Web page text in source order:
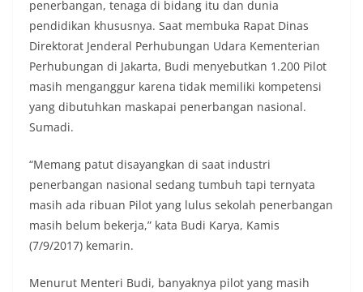
penerbangan, tenaga di bidang itu dan dunia
pendidikan khususnya. Saat membuka Rapat Dinas
Direktorat Jenderal Perhubungan Udara Kementerian
Perhubungan di Jakarta, Budi menyebutkan 1.200 Pilot
masih menganggur karena tidak memiliki kompetensi
yang dibutuhkan maskapai penerbangan nasional.
Sumadi.
“Memang patut disayangkan di saat industri
penerbangan nasional sedang tumbuh tapi ternyata
masih ada ribuan Pilot yang lulus sekolah penerbangan
masih belum bekerja,” kata Budi Karya, Kamis
(7/9/2017) kemarin.
Menurut Menteri Budi, banyaknya pilot yang masih